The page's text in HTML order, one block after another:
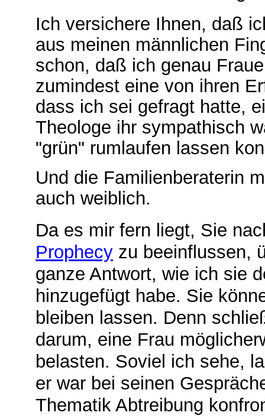
Ich versichere Ihnen, daß
aus meinen männlichen
schon, daß ich genau
zumindest eine von ihren
dass ich sei gefragt hatte,
Theologe ihr sympathisch
"grün" rumlaufen lassen
Und die Familienberaterin
auch weiblich.
Da es mir fern liegt, Sie
Prophecy zu beeinflussen,
ganze Antwort, wie ich sie
hinzugefügt habe. Sie
bleiben lassen. Denn
darum, eine Frau
belasten. Soviel ich sehe,
er war bei seinen
Thematik Abtreibung